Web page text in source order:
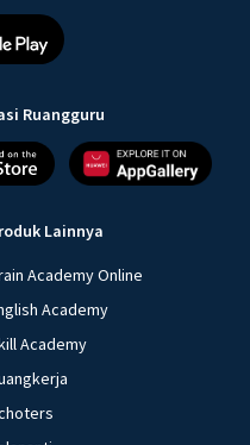
Ruangguru
Lainnya
Academy Online
Academy
Academy